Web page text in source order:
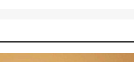
滑动不同的设计角度疯狂射击，有时你